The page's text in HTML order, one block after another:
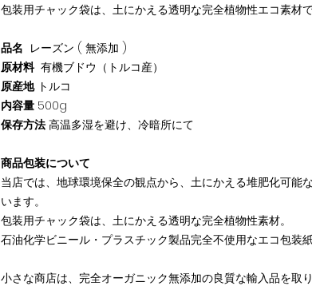
包装用チャック袋は、土にかえる透明な完全植物性エコ素材で
品名 レーズン ( 無添加 )
原材料有機ブドウ（トルコ産）
原産地トルコ
内容量 500g
保存方法 高温多湿を避け、冷暗所にて
商品包装について
当店では、地球環境保全の観点から、土にかえる堆肥化可能
います。
包装用チャック袋は、土にかえる透明な完全植物性素材。
石油化学ビニール・プラスチック製品完全不使用なエコ包装紙
小さな商店は、完全オーガニック無添加の良質な輸入品を取